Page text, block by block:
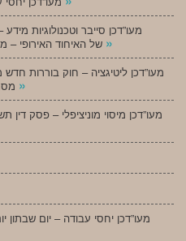
מעו”דכן סייבר וטכנולוגיות
»
מעו”דכן ליטיגציה – חוק בוררות
»
מעו”דכן מיסוי מוניציפלי – פסק
מעו”דכן יחסי עבודה – יום שבתון